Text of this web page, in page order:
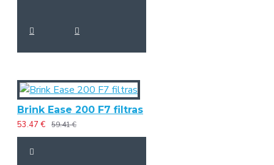
Brink Ease 200 F7 filtras
53.47 € 59.41 €